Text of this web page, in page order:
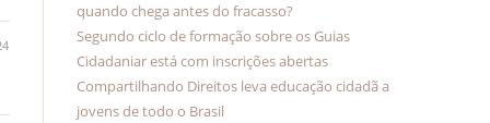
quando chega antes do fracasso?
Segundo ciclo de formação sobre os Guias
Cidadaniar está com inscrições abertas
Compartilhando Direitos leva educação cidadã a
jovens de todo o Brasil